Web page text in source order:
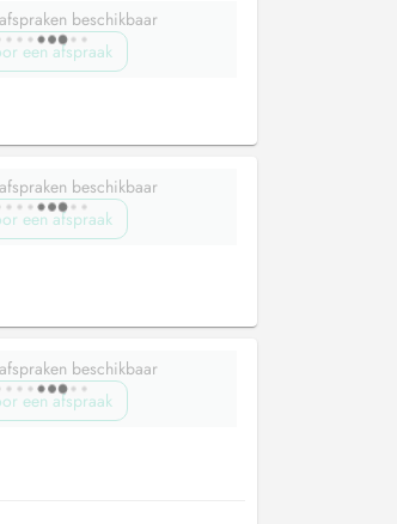
beschikbaar
een afspraak
beschikbaar
een afspraak
beschikbaar
een afspraak